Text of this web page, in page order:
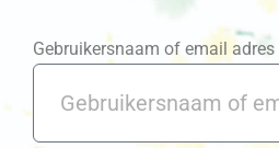
Gebruikersnaam of email adres